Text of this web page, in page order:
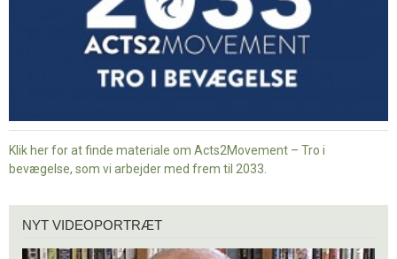
Klik her for at finde materiale om Acts2Movement – Tro i
bevægelse, som vi arbejder med frem til 2033.
videoportræt
NYT VIDEOPORTRÆT